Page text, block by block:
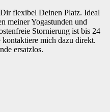
flexibel Deinen Platz. Ideal
meiner Yogastunden und
Stornierung ist bis 24
mich dazu direkt.
ersatzlos.